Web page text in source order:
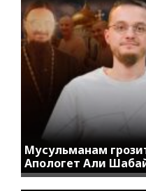
Мусульманам
Апологет Али